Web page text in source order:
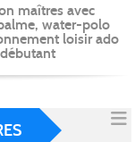
maîtres avec
water-polo
loisir ado